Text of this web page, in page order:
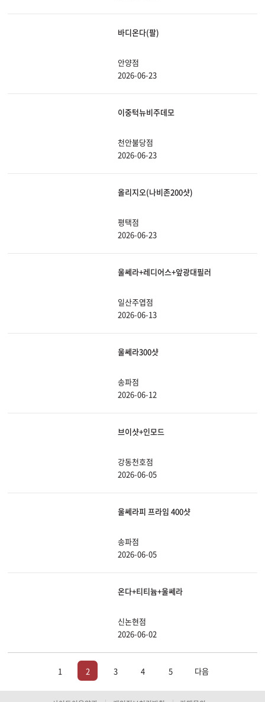
바디온다(팔)
안양점
2026-06-23
이중턱뉴비주데모
천안불당점
2026-06-23
올리지오(나비존200샷)
평택점
2026-06-23
울쎄라+레디어스+앞광대필러
일산주엽점
2026-06-13
울쎄라300샷
송파점
2026-06-12
브이샷+인모드
강동천호점
2026-06-05
울쎄라피 프라임 400샷
송파점
2026-06-05
온다+티티늄+울쎄라
신논현점
2026-06-02
1 2 3 4 5 다음